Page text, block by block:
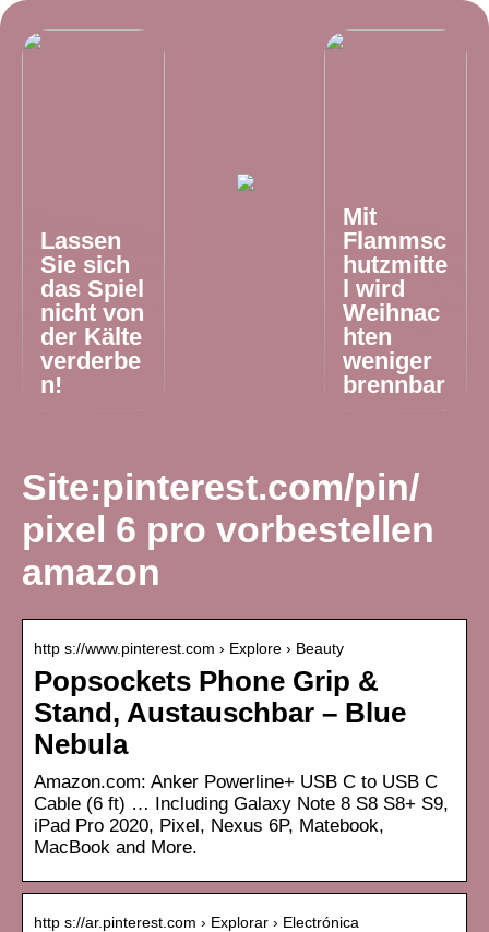
Lassen
Sie sich
das Spiel
nicht von
der Kälte
verderbe
n!
Mit
Flammsc
hutzmitte
l wird
Weihnac
hten
weniger
brennbar
Site:pinterest.com/pin/
pixel 6 pro vorbestellen
amazon
http s://www.pinterest.com › Explore › Beauty
Popsockets Phone Grip &
Stand, Austauschbar – Blue
Nebula
Amazon.com: Anker Powerline+ USB C to USB C
Cable (6 ft) … Including Galaxy Note 8 S8 S8+ S9,
iPad Pro 2020, Pixel, Nexus 6P, Matebook,
MacBook and More.
http s://ar.pinterest.com › Explorar › Electrónica